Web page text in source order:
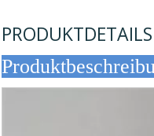
PRODUKTDETAILS